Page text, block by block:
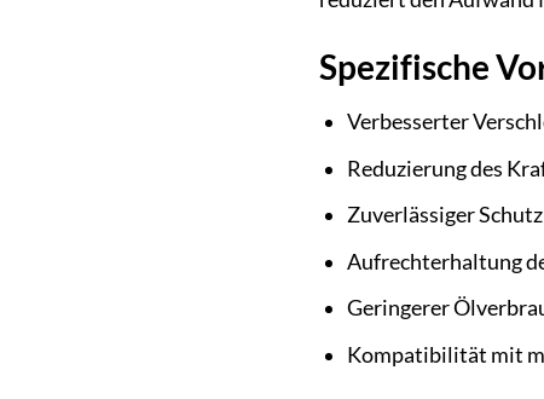
Spezifische
Verbesserter
Reduzierung des
Zuverlässiger
Aufrechterhaltung
Geringerer
Kompatibilität mit